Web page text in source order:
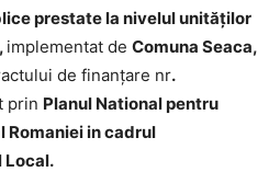
prestate la nivelul unităților
implementat de Comuna Seaca,
de finanțare nr.
prin Planul National pentru
Romaniei in cadrul
Local.